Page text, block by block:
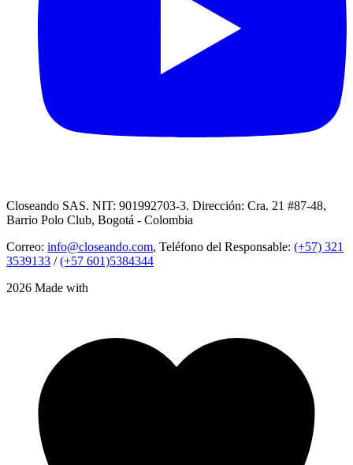
Closeando SAS. NIT: 901992703-3. Dirección: Cra. 21 #87-48,
Barrio Polo Club, Bogotá - Colombia
Correo: info@closeando.com, Teléfono del Responsable: (+57) 321
3539133 /(+57 601)5384344
2026 Made with